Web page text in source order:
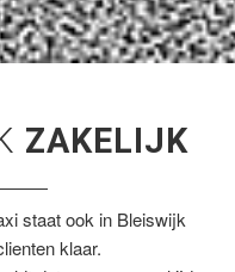
ZAKELIJK
staat ook in Bleiswijk
klaar.